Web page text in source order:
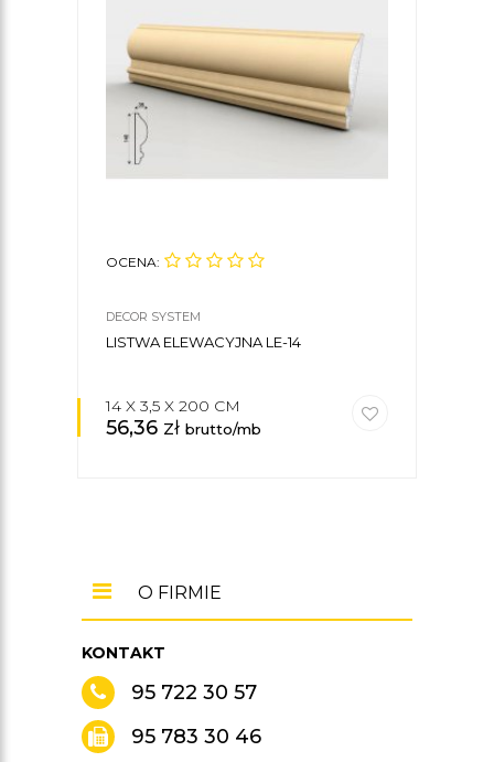
OCENA:
DECOR SYSTEM
LISTWA ELEWACYJNA LE-14
14 X 3,5 X 200 CM
56,36 zł brutto/mb
KONTAKT
95 722 30 57
95 783 30 46
O FIRMIE